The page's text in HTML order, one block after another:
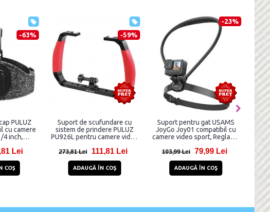
-52%
Holder
sport,
Lei
COŞ
-63%
Suport pentru cap PULUZ
PU857 compatibil cu camere
video, filet 1/4 inch,
56,81 Lei 20,81 Lei
ADAUGĂ ÎN COŞ
Suport de scufundare cu
sistem de prindere PULUZ
PU926L pentru camere video
273,81 Lei 111,81 Lei
ADAUGĂ ÎN COŞ